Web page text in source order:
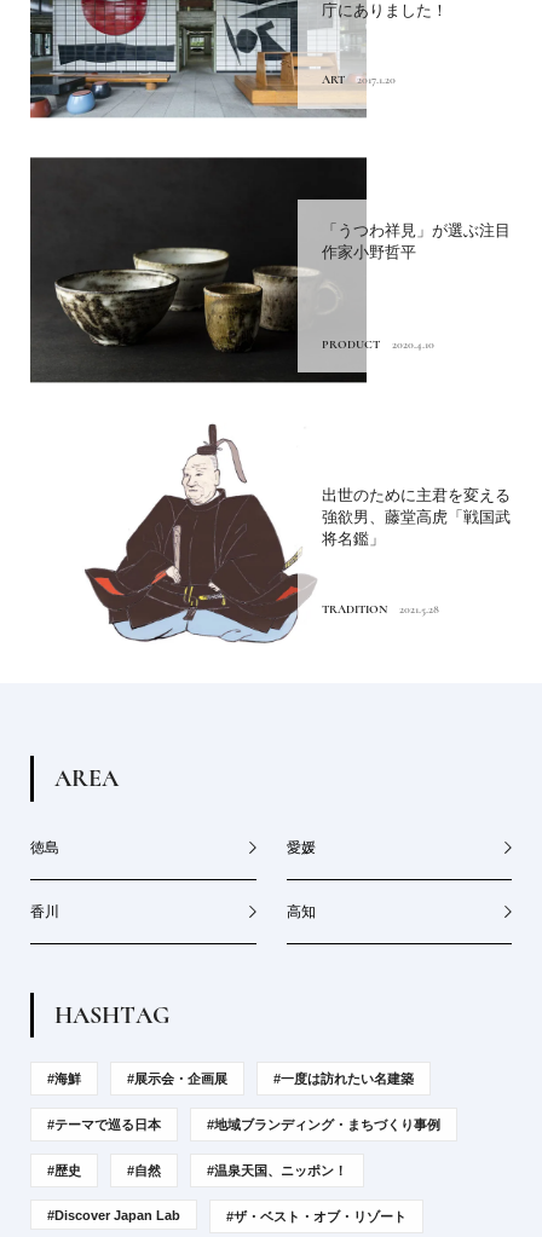
庁にありました！
ART 2017.1.20
「うつわ祥見」が選ぶ注目
作家小野哲平
PRODUCT 2020.4.10
出世のために主君を変える
強欲男、藤堂高虎「戦国武
将名鑑」
TRADITION 2021.5.28
AREA
徳島 愛媛
香川 高知
HASHTAG
#海鮮 #展示会・企画展 #一度は訪れたい名建築
#テーマで巡る日本 #地域ブランディング・まちづくり事例
#歴史 #自然 #温泉天国、ニッポン！
#Discover Japan Lab #ザ・ベスト・オブ・リゾート